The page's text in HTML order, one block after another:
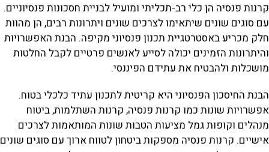
קרנות פנסיה הן כלי רב-תכליתי ומועיל לבניית חסכונות פנסיוניים.
עם סוגים שונים שיתאימו לצרכים שונים ויתרונות רבים, הן מהוות
חלק מכריע באסטרטגיית תכנון פנסיוני מקיפה. הבנת האפשרויות
והיתרונות הזמינים יכולה לסייע לאנשים פרטיים לקבל החלטות
מושכלות ולהבטיח את עתידם הפיננסי.
הבנת החיסכון הפנסיוני היא קריטית לתכנון עתיד כלכלי בטוח.
אפשרויות שונות כמו קרנות פנסיה, קרנות השתלמות, ביטוח
מנהלים וקופות גמל מציעות הטבות שונות המותאמות לצרכים
אישיים. קרנות פנסיה מספקות ביטחון לטווח ארוך עם סוגים שונים